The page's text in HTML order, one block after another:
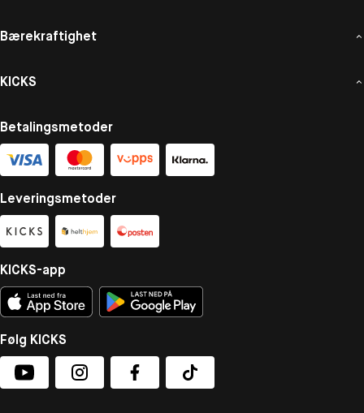
Bærekraftighet
KICKS
Betalingsmetoder
Leveringsmetoder
KICKS-app
Følg KICKS